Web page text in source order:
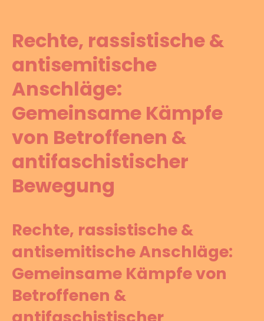
Rechte, rassistische &
antisemitische
Anschläge:
Gemeinsame Kämpfe
von Betroffenen &
antifaschistischer
Bewegung
Rechte, rassistische &
antisemitische Anschläge:
Gemeinsame Kämpfe von
Betroffenen &